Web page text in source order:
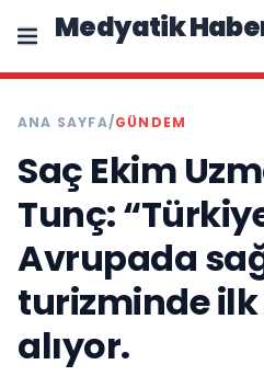
Medyatik
ANA SAYFA/GÜNDEM
Saç Ekim
Tunç:
Avrupada
turizminde ilk
alıyor.